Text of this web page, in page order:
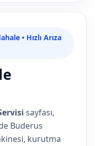
• Hızlı Arıza
sayfası,
Buderus
kurutma